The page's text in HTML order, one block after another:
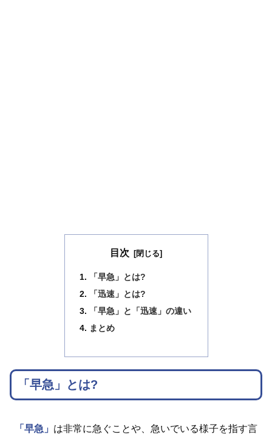
目次
「早急」とは?
「迅速」とは?
「早急」と「迅速」の違い
まとめ
「早急」とは?
「早急」 は非常に急ぐことや、急いでいる様子を指す言